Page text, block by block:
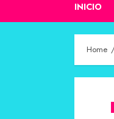
INICIO
Home